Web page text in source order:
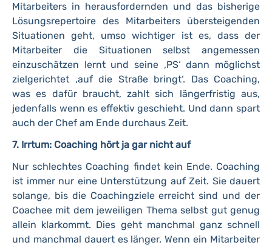
Mitarbeiters in herausfordernden und das bisherige
Lösungsrepertoire des Mitarbeiters übersteigenden
Situationen geht, umso wichtiger ist es, dass der
Mitarbeiter die Situationen selbst angemessen
einzuschätzen lernt und seine ‚PS‘ dann möglichst
zielgerichtet ‚auf die Straße bringt‘. Das Coaching,
was es dafür braucht, zahlt sich längerfristig aus,
jedenfalls wenn es effektiv geschieht. Und dann spart
auch der Chef am Ende durchaus Zeit.
7. Irrtum: Coaching hört ja gar nicht auf
Nur schlechtes Coaching findet kein Ende. Coaching
ist immer nur eine Unterstützung auf Zeit. Sie dauert
solange, bis die Coachingziele erreicht sind und der
Coachee mit dem jeweiligen Thema selbst gut genug
allein klarkommt. Dies geht manchmal ganz schnell
und manchmal dauert es länger. Wenn ein Mitarbeiter